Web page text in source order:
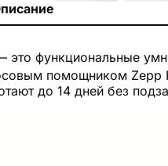
это функциональные
помощником
до 14 дней без